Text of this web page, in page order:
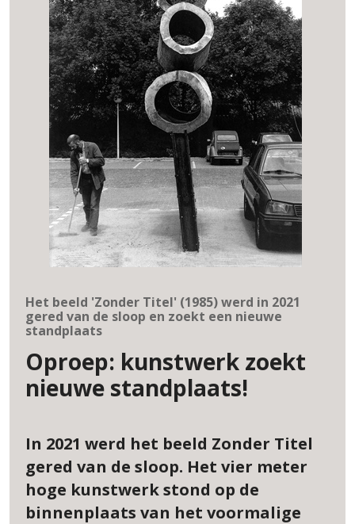
Het beeld 'Zonder Titel' (1985) werd in 2021
gered van de sloop en zoekt een nieuwe
standplaats
Oproep: kunstwerk zoekt
nieuwe standplaats!
In 2021 werd het beeld Zonder Titel
gered van de sloop. Het vier meter
hoge kunstwerk stond op de
binnenplaats van het voormalige